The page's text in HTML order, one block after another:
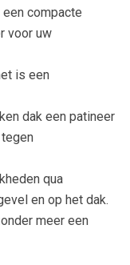
compacte
voor uw
is een
dak een patineer
qua
en op het dak.
meer een